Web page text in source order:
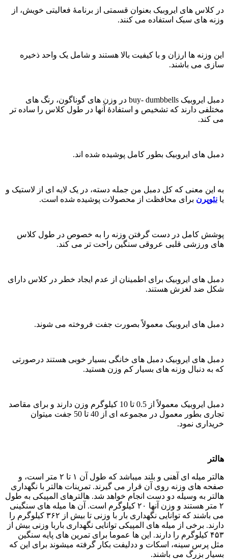
کلاس های ایروبیک بعنوان قسمتی از برنامۀ فعالیتی خویش، از
های سبک استفاده می کنند.
وزنه ها ارزان و با کیفیت بالا هستند و شامل یک واحد ذخیره
می باشند.
دمبل ایروبیک buy- dumbbells در وزن های گوناگون، رنگ های
دارند که تشخیص و استفادۀ آنها در طول کلاس را ساده تر
کند.
های ایروبیک بطور کامل پوشیده شده اند.
این معنی که کل دمبل من جمله دسته، در یک لایه ای از لاستیک و
نئوپرنبرای محافظت از محصولات پوشیده شده است.
کامل در دست گرفتن وزنه را به خصوص در طول کلاس
ورزشی قلبی عروقی سنگین راحت تر می کند.
های ایروبیک برای اطمینان از عدم ایجاد خطر در کلاس دارای
ضد لغزش هستند.
های ایروبیک معمولاً بصورت جفت فروخته می شوند.
های ایروبیک دمبل های خانگی بسیار خوبی هستند درصورتی
به دنبال وزنه های بسیار کم وزن هستید.
دمبل ایروبیک معمولاً از 0.5 تا 10 کیلوگرم وزن دارند و برای مقاصد
تجاری بطور معمول در مجموعه ای از 40 تا 50 جفت میتوان
نمود.
هالتر میله ای آهنی و بلند میباشد که طول آن ۱ تا ۲ متر است، و
های وزنه روی آن قرار می گیرند. تمرینات هالتر با نگهداری
به وسیله دو دست انجام خواهد شد. هالترهای المپیکی به طول
۲ متر هستند و وزن آنها ۲۰ کیلوگرم است. آن ها میله های سنگینی
می باشند که توانایی نگهداری بار با وزنی تا بیش از ۳۶۲ کیلوگرم را
برخی از میله های المپیکی توانایی نگهداری باربا وزنی بیش از
۴۵۳ کیلوگرم را دارند. این ها عموما برای تمرین های پایه سنگین
پرس سینه، اسکات و ددلیفت بکار گرفته میشوند برای این که
بزرگ می باشند.